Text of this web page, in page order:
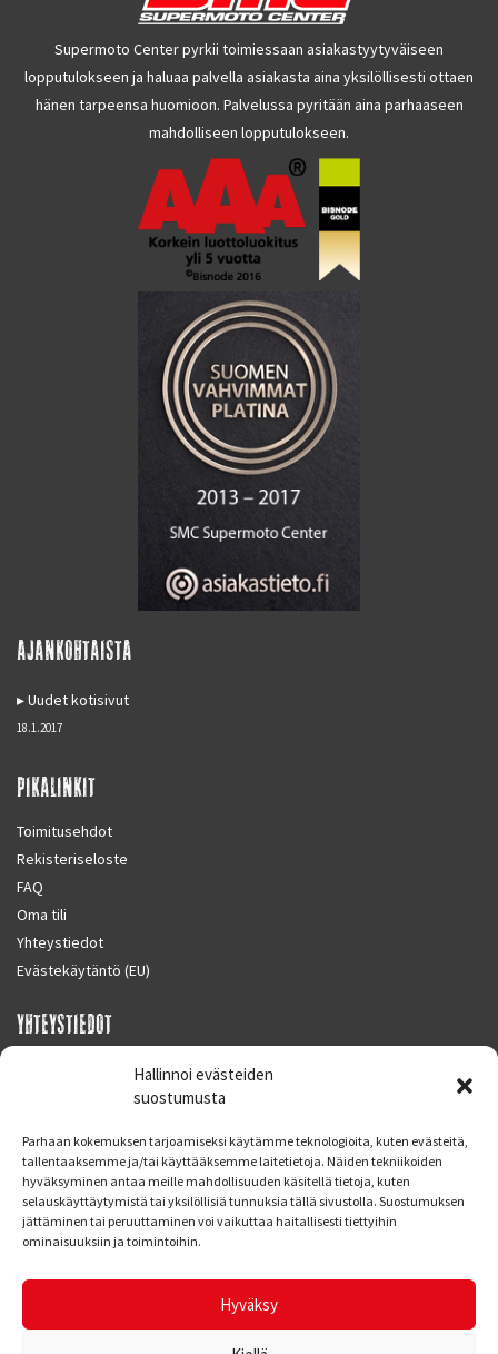
Hallinnoi evästeiden
suostumusta
Parhaan kokemuksen tarjoamiseksi käytämme teknologioita, kuten evästeitä,
tallentaaksemme ja/tai käyttääksemme laitetietoja. Näiden tekniikoiden
hyväksyminen antaa meille mahdollisuuden käsitellä tietoja, kuten
selauskäyttäytymistä tai yksilöllisiä tunnuksia tällä sivustolla. Suostumuksen
jättäminen tai peruuttaminen voi vaikuttaa haitallisesti tiettyihin
ominaisuuksiin ja toimintoihin.
Hyväksy
Supermoto Center pyrkii toimiessaan asiakastyytyväiseen
lopputulokseen ja haluaa palvella asiakasta aina yksilöllisesti ottaen
hänen tarpeensa huomioon. Palvelussa pyritään aina parhaaseen
mahdolliseen lopputulokseen.
AJANKOHTAISTA
Uudet kotisivut
18.1.2017
PIKALINKIT
Toimitusehdot
Rekisteriseloste
FAQ
Oma tili
Yhteystiedot
Evästekäytäntö (EU)
YHTEYSTIEDOT
SUPERMOTO CENTER
Finland
Puh. 09 221 7088
info at supermotocenter.fi
Maanantai - Tiistai 09.00 - 17.00